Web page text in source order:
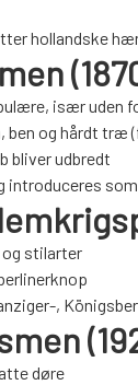
hollandske
især uden
ben og hårdt træ
bliver udbredt
introduceres
stilarter
,
døre